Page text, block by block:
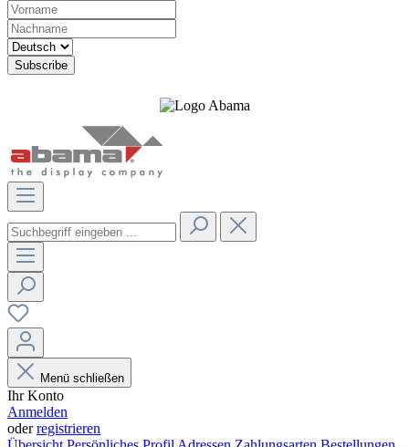
Menü schließen
Ihr Konto
Anmelden
oderregistrieren